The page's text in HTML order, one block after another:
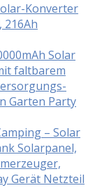
Konverter
216Ah
Solar
faltbarem
Garten Party
– Solar
Solarpanel,
Gerät Netzteil